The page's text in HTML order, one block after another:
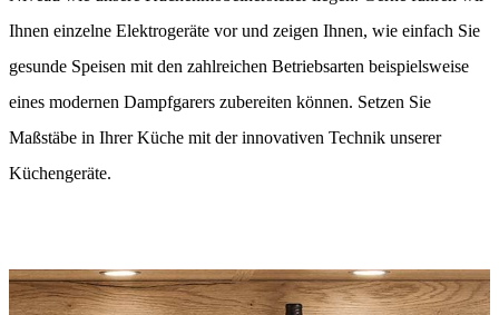
Ihnen einzelne Elektrogeräte vor und zeigen Ihnen, wie einfach Sie
gesunde Speisen mit den zahlreichen Betriebs­arten beispielsweise
eines modernen Dampf­garers zubereiten können. Setzen Sie
Maßstäbe in Ihrer Küche mit der innovativen Technik unserer
Küchengeräte.